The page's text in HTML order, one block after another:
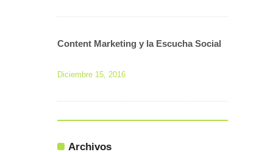
Content Marketing y la Escucha Social
Diciembre 15, 2016
Archivos